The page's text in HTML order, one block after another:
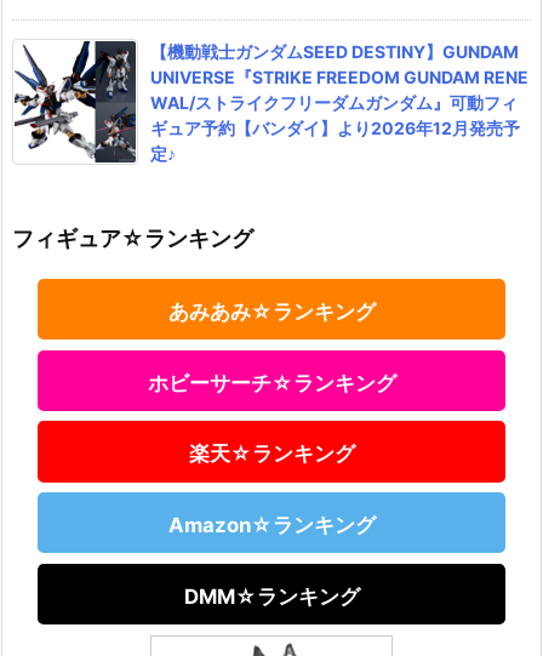
【機動戦士ガンダムSEED DESTINY】GUNDAM
UNIVERSE『STRIKE FREEDOM GUNDAM RENE
WAL/ストライクフリーダムガンダム』可動フィ
ギュア予約【バンダイ】より2026年12月発売予
定♪
フィギュア☆ランキング
あみあみ☆ランキング
ホビーサーチ☆ランキング
楽天☆ランキング
Amazon☆ランキング
DMM☆ランキング